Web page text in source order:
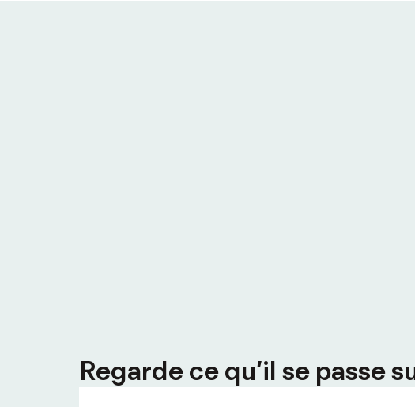
Regarde ce qu’il se passe